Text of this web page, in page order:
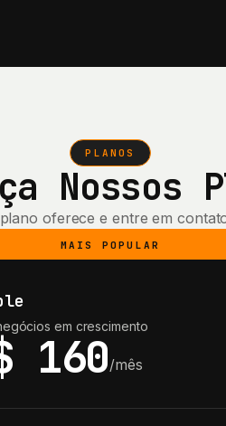
PLANOS
Nossos
oferece e entre em
MAIS POPULAR
em crescimento
160/mês